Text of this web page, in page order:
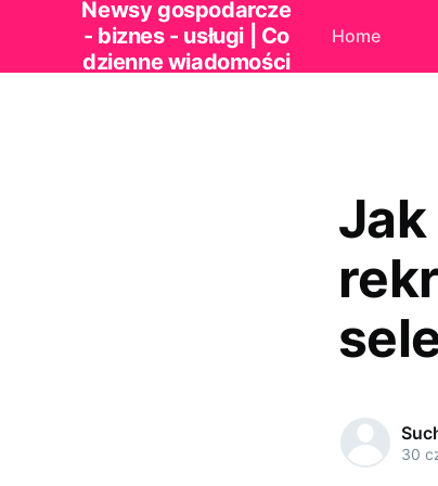
Newsy gospodarcze
- biznes - usługi | Co
dzienne wiadomości
Home
30